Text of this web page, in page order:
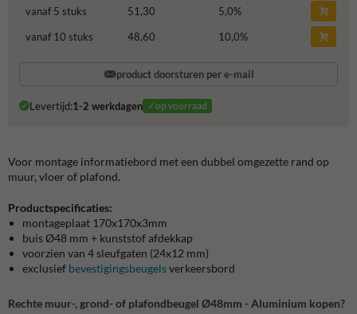
vanaf 5 stuks
51,30 5,0%
vanaf 10 stuks
48,60 10,0%
product doorsturen per e-mail
Levertijd:1-2 werkdagen ✓op voorraad
Voor montage informatiebord met een dubbel omgezette rand op
muur, vloer of plafond.
Productspecificaties:
montageplaat 170x170x3mm
buis Ø48 mm + kunststof afdekkap
voorzien van 4 sleufgaten (24x12 mm)
exclusief bevestigingsbeugelsverkeersbord
Rechte muur-, grond- of plafondbeugel Ø48mm - Aluminium kopen?